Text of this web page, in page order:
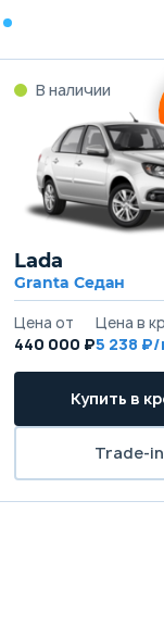
Lada
Granta Седан
440 000 ₽5 238